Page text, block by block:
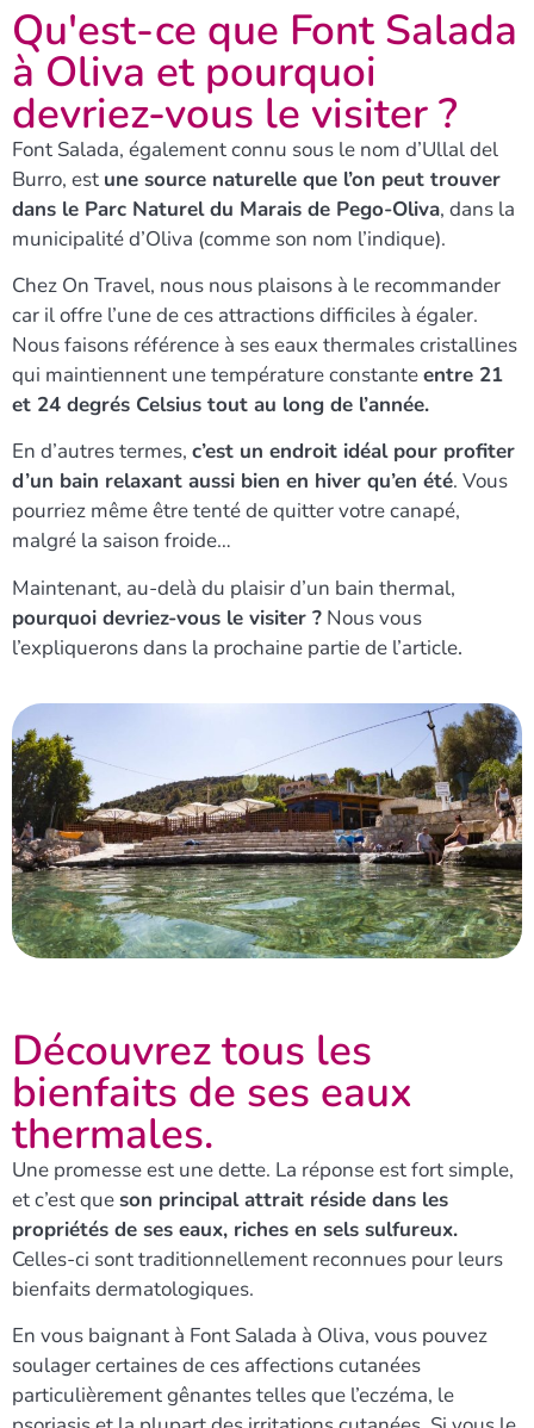
Qu'est-ce que Font Salada
à Oliva et pourquoi
devriez-vous le visiter ?
Font Salada, également connu sous le nom d’Ullal del
Burro, est une source naturelle que l’on peut trouver
dans le Parc Naturel du Marais de Pego-Oliva, dans la
municipalité d’Oliva (comme son nom l’indique).
Chez On Travel, nous nous plaisons à le recommander
car il offre l’une de ces attractions difficiles à égaler.
Nous faisons référence à ses eaux thermales cristallines
qui maintiennent une température constanteentre 21
et 24 degrés Celsius tout au long de l’année.
En d’autres termes, c’est un endroit idéal pour profiter
d’un bain relaxant aussi bien en hiver qu’en été. Vous
pourriez même être tenté de quitter votre canapé,
malgré la saison froide…
Maintenant, au-delà du plaisir d’un bain thermal,
pourquoi devriez-vous le visiter ? Nous vous
l’expliquerons dans la prochaine partie de l’article.
Découvrez tous les
bienfaits de ses eaux
thermales.
Une promesse est une dette. La réponse est fort simple,
et c’est queson principal attrait réside dans les
propriétés de ses eaux, riches en sels sulfureux.
Celles-ci sont traditionnellement reconnues pour leurs
bienfaits dermatologiques.
En vous baignant à Font Salada à Oliva, vous pouvez
soulager certaines de ces affections cutanées
particulièrement gênantes telles que l’eczéma, le